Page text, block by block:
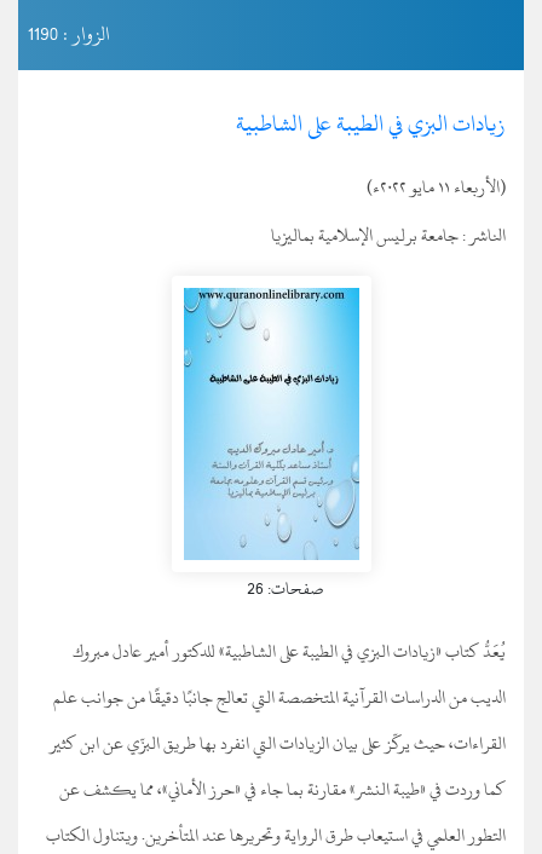
الزوار : 1190
زيادات البزي في الطيبة على الشاطبية
(الأربعاء ١١ مايو ٢٠٢٢ء)
الناشر :جامعة برليس الإسلامية بماليزيا
صفحات: 26
يُعَدُّ كتاب «زيادات البزي في الطيبة على الشاطبية» للدكتور أمير عادل مبروك
الديب من الدراسات القرآنية المتخصصة التي تعالج جانبًا دقيقًا من جوانب علم
القراءات، حيث يركّز على بيان الزيادات التي انفرد بها طريق البزّي عن ابن كثير
كما وردت في «طيبة النشر» مقارنة بما جاء في «حرز الأماني»، مما يكشف عن
التطور العلمي في استيعاب طرق الرواية وتحريرها عند المتأخرين. ويتناول الكتاب